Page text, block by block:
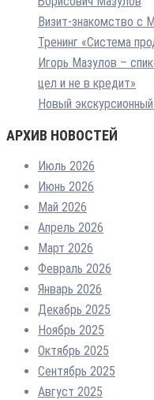
Визит-знакомство с
Тренинг «Система
Игорь Мазулов –
цел и не в кредит»
Новый
АРХИВ НОВОСТЕЙ
Июль 2026
Июнь 2026
Май 2026
Апрель 2026
Март 2026
Февраль 2026
Январь 2026
Декабрь 2025
Ноябрь 2025
Октябрь 2025
Сентябрь 2025
Август 2025